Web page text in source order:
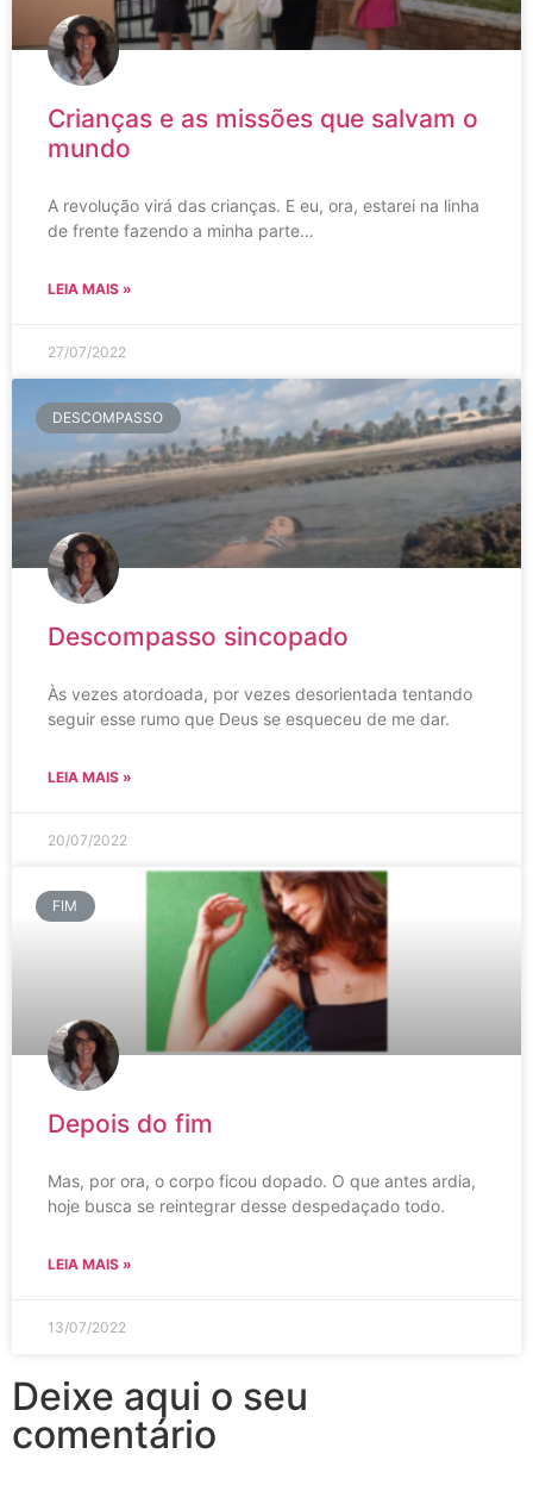
Crianças e as missões que salvam o
mundo
A revolução virá das crianças. E eu, ora, estarei na linha
de frente fazendo a minha parte…
LEIA MAIS »
27/07/2022
DESCOMPASSO
Descompasso sincopado
Às vezes atordoada, por vezes desorientada tentando
seguir esse rumo que Deus se esqueceu de me dar.
LEIA MAIS »
20/07/2022
FIM
Depois do fim
Mas, por ora, o corpo ficou dopado. O que antes ardia,
hoje busca se reintegrar desse despedaçado todo.
LEIA MAIS »
13/07/2022
Deixe aqui o seu
comentário